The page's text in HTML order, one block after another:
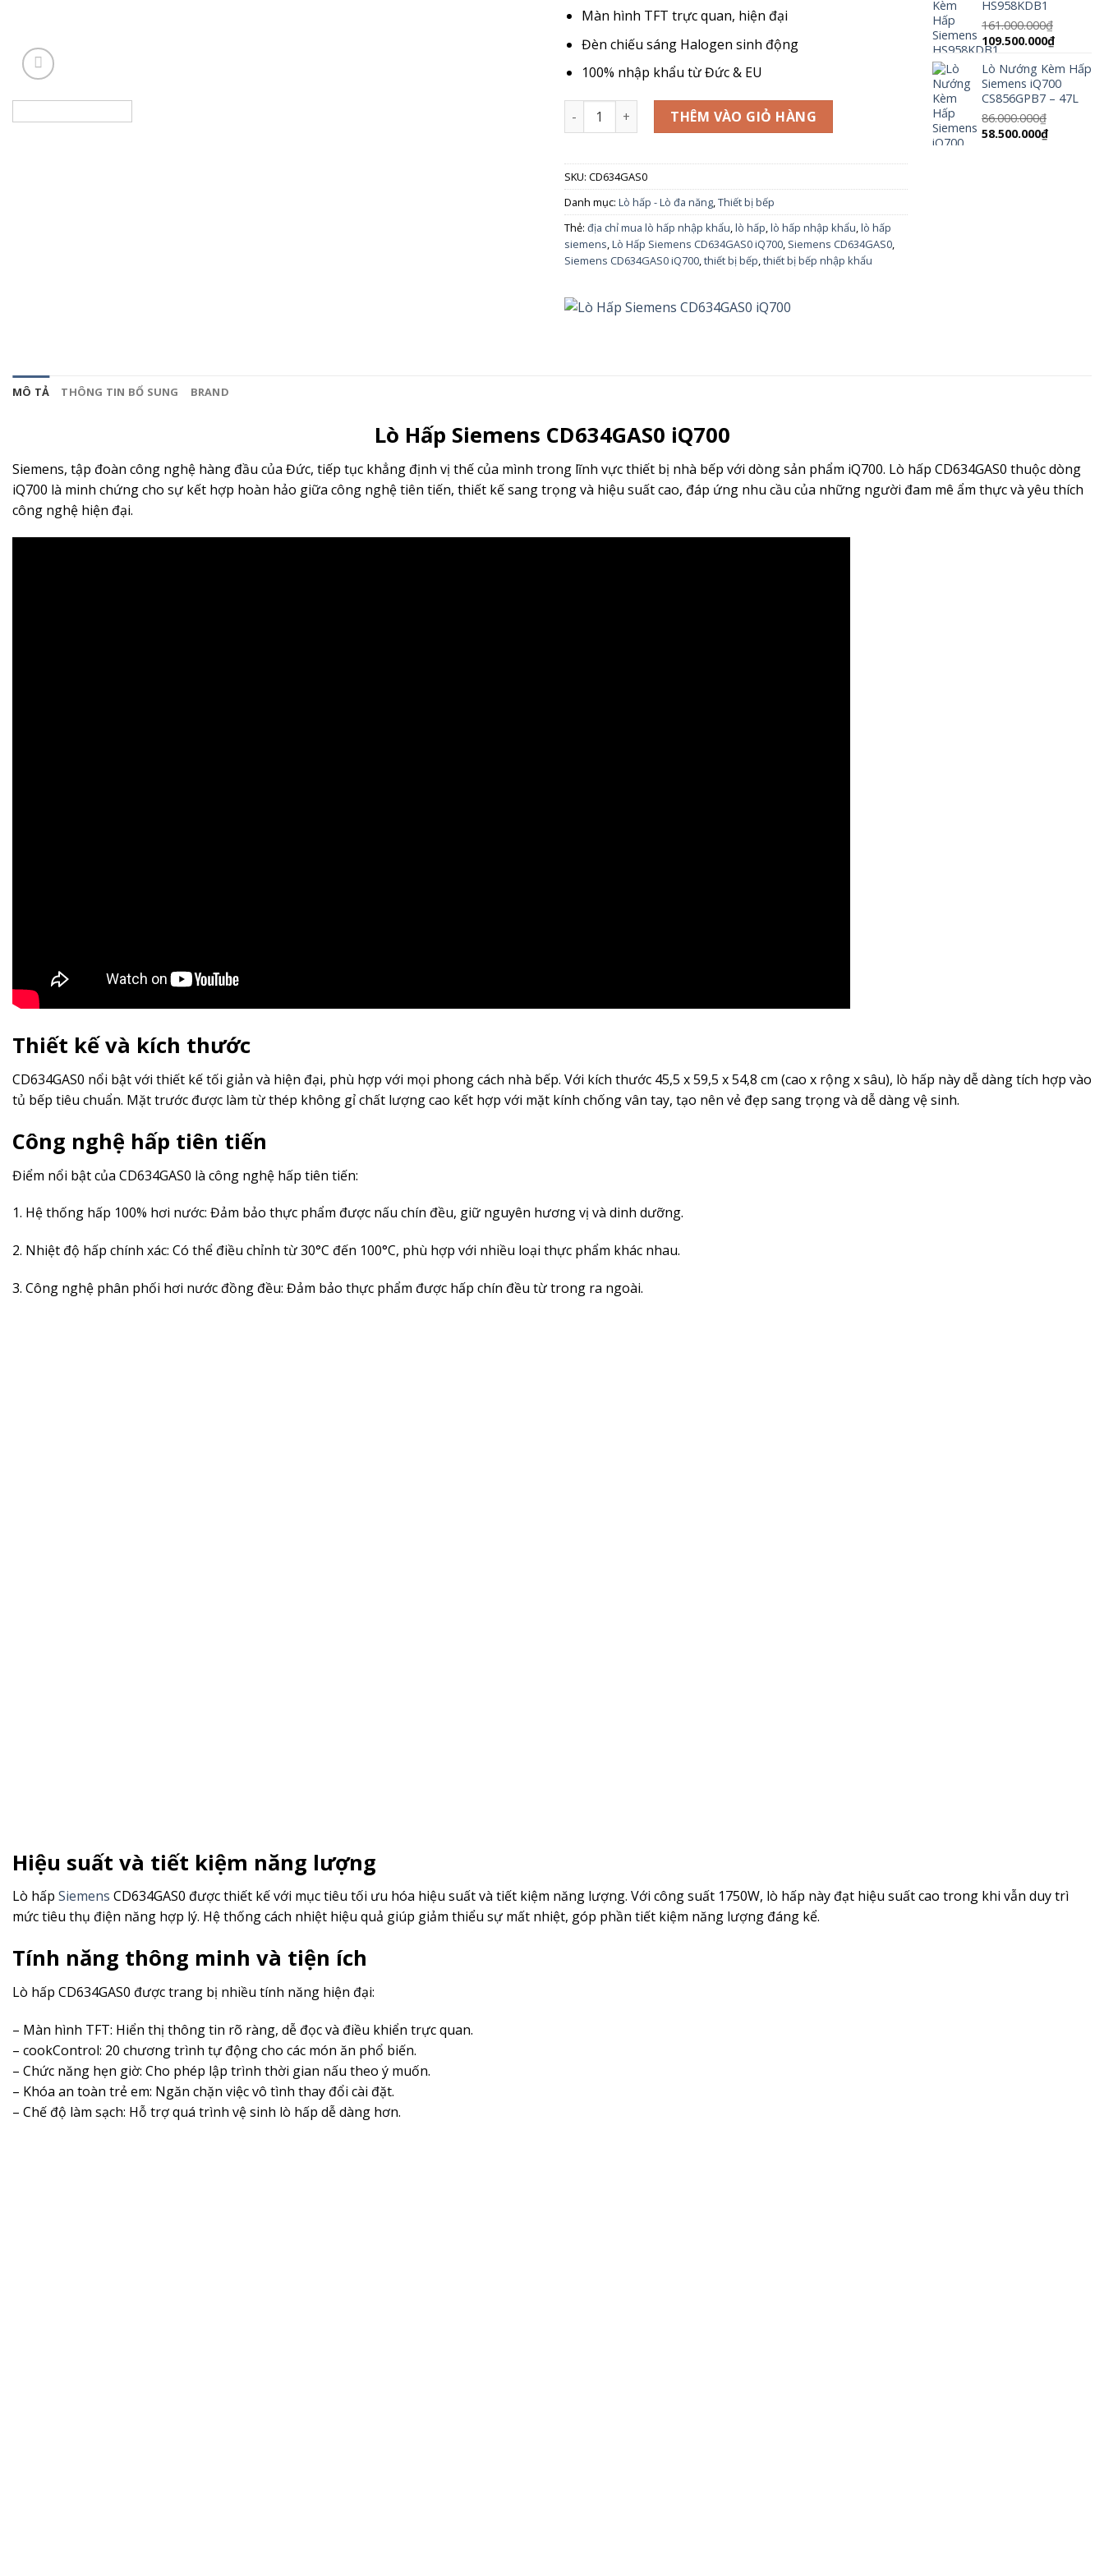
Màn hình TFT trực quan, hiện đại
Đèn chiếu sáng Halogen sinh động
100% nhập khẩu từ Đức & EU
Lò Hấp Siemens CD634GAS0 iQ700 số lượng
THÊM VÀO GIỎ HÀNG
SKU: CD634GAS0
Danh mục: Lò hấp - Lò đa năng,Thiết bị bếp
Thẻ: địa chỉ mua lò hấp nhập khẩu,lò hấp,lò hấp nhập khẩu,lò hấp
siemens,Lò Hấp Siemens CD634GAS0 iQ700, Siemens CD634GAS0,
Siemens CD634GAS0 iQ700,thiết bị bếp,thiết bị bếp nhập khẩu
HS958KDB1
161.000.000₫
Giá
gốc
là:
161.000.000₫.
109.500.000₫Giá
tại
là:
Lò Nướng Kèm Hấp
Siemens iQ700
CS856GPB7 – 47L
86.000.000₫
Giá
58.500.000₫Giá
MÔ TẢ THÔNG TIN BỔ SUNG BRAND
Lò Hấp Siemens CD634GAS0 iQ700
Siemens, tập đoàn công nghệ hàng đầu của Đức, tiếp tục khẳng định vị thế của mình trong lĩnh vực thiết bị nhà bếp với dòng sản phẩm iQ700. Lò hấp CD634GAS0 thuộc dòng
iQ700 là minh chứng cho sự kết hợp hoàn hảo giữa công nghệ tiên tiến, thiết kế sang trọng và hiệu suất cao, đáp ứng nhu cầu của những người đam mê ẩm thực và yêu thích
công nghệ hiện đại.
Thiết kế và kích thước
CD634GAS0 nổi bật với thiết kế tối giản và hiện đại, phù hợp với mọi phong cách nhà bếp. Với kích thước 45,5 x 59,5 x 54,8 cm (cao x rộng x sâu), lò hấp này dễ dàng tích hợp vào
tủ bếp tiêu chuẩn. Mặt trước được làm từ thép không gỉ chất lượng cao kết hợp với mặt kính chống vân tay, tạo nên vẻ đẹp sang trọng và dễ dàng vệ sinh.
Công nghệ hấp tiên tiến
Điểm nổi bật của CD634GAS0 là công nghệ hấp tiên tiến:
1. Hệ thống hấp 100% hơi nước: Đảm bảo thực phẩm được nấu chín đều, giữ nguyên hương vị và dinh dưỡng.
2. Nhiệt độ hấp chính xác: Có thể điều chỉnh từ 30°C đến 100°C, phù hợp với nhiều loại thực phẩm khác nhau.
3. Công nghệ phân phối hơi nước đồng đều: Đảm bảo thực phẩm được hấp chín đều từ trong ra ngoài.
Hiệu suất và tiết kiệm năng lượng
Lò hấp Siemens CD634GAS0 được thiết kế với mục tiêu tối ưu hóa hiệu suất và tiết kiệm năng lượng. Với công suất 1750W, lò hấp này đạt hiệu suất cao trong khi vẫn duy trì
mức tiêu thụ điện năng hợp lý. Hệ thống cách nhiệt hiệu quả giúp giảm thiểu sự mất nhiệt, góp phần tiết kiệm năng lượng đáng kể.
Tính năng thông minh và tiện ích
Lò hấp CD634GAS0 được trang bị nhiều tính năng hiện đại:
– Màn hình TFT: Hiển thị thông tin rõ ràng, dễ đọc và điều khiển trực quan.
– cookControl: 20 chương trình tự động cho các món ăn phổ biến.
– Chức năng hẹn giờ: Cho phép lập trình thời gian nấu theo ý muốn.
– Khóa an toàn trẻ em: Ngăn chặn việc vô tình thay đổi cài đặt.
– Chế độ làm sạch: Hỗ trợ quá trình vệ sinh lò hấp dễ dàng hơn.